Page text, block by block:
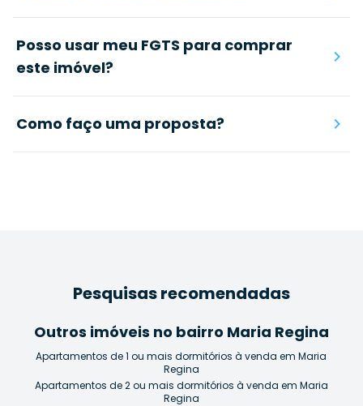
Posso usar meu FGTS para comprar
este imóvel?
Como faço uma proposta?
Pesquisas recomendadas
Outros imóveis no bairro Maria Regina
Apartamentos de 1 ou mais dormitórios à venda em Maria
Regina
Apartamentos de 2 ou mais dormitórios à venda em Maria
Regina